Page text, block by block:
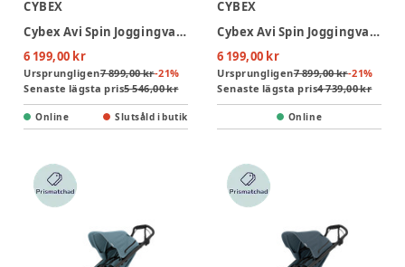
CYBEX
Cybex Avi Spin Joggingvagn - Almond Beige
6 199,00 kr
Ursprungligen7 899,00 kr-21%
Senaste lägsta pris5 546,00 kr
Online Slutsåld i butik
CYBEX
Cybex Avi Spin Joggingvagn - Stormy Blue
6 199,00 kr
Ursprungligen7 899,00 kr-21%
Senaste lägsta pris4 739,00 kr
Online